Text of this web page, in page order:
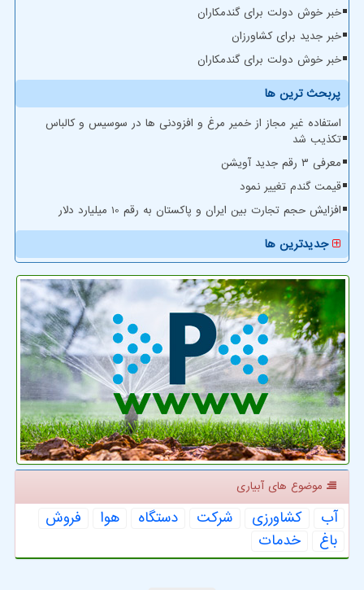
خبر خوش دولت برای گندمکاران
خبر جدید برای کشاورزان
خبر خوش دولت برای گندمکاران
پربحث ترین ها
استفاده غیر مجاز از خمیر مرغ و افزودنی ها در سوسیس و کالباس
تکذیب شد
معرفی ۳ رقم جدید آویشن
قیمت گندم تغییر نمود
افزایش حجم تجارت بین ایران و پاکستان به رقم 10 میلیارد دلار
جدیدترین ها
موضوع های آبیاری
آب كشاورزی شركت دستگاه هوا
فروش
باغ
خدمات